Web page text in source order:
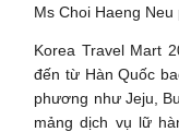
Ms Choi Haeng Neu
Korea Travel Mart
đến từ Hàn Quốc
phương như Jeju,
mảng dịch vụ lữ